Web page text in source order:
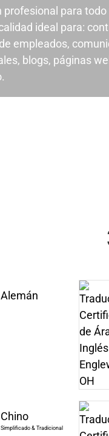
profesional para
ideal para:
empleados,
blogs, páginas
Alemán
Chino
Simplificado & Tradicional